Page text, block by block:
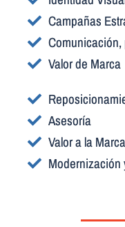
Campañas
Valor de Marca
Asesoría
Valor a la
Modernización